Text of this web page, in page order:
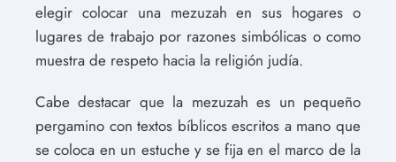
elegir colocar una mezuzah en sus hogares o
lugares de trabajo por razones simbólicas o como
muestra de respeto hacia la religión judía.
Cabe destacar que la mezuzah es un pequeño
pergamino con textos bíblicos escritos a mano que
se coloca en un estuche y se fija en el marco de la